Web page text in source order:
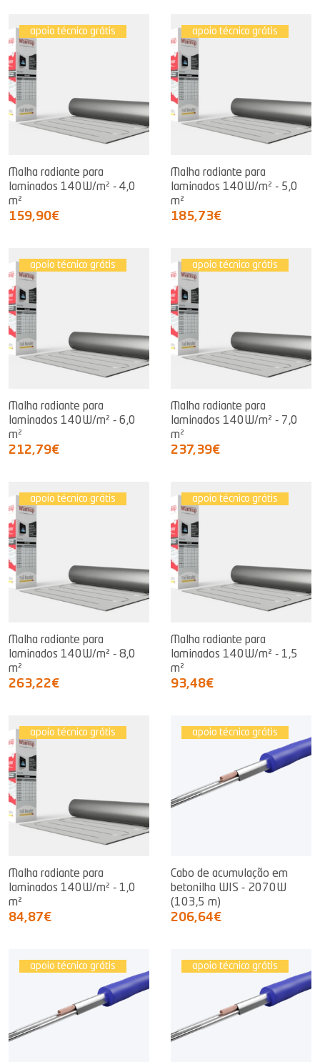
apoio técnico grátis
Malha radiante para
laminados 140W/m² - 4,0
m²
159,90€
apoio técnico grátis
Malha radiante para
laminados 140W/m² - 5,0
m²
185,73€
apoio técnico grátis
Malha radiante para
laminados 140W/m² - 6,0
m²
212,79€
apoio técnico grátis
Malha radiante para
laminados 140W/m² - 7,0
m²
237,39€
apoio técnico grátis
Malha radiante para
laminados 140W/m² - 8,0
m²
263,22€
apoio técnico grátis
Malha radiante para
laminados 140W/m² - 1,5
m²
93,48€
apoio técnico grátis
Malha radiante para
laminados 140W/m² - 1,0
m²
84,87€
apoio técnico grátis
Cabo de acumulação em
betonilha WIS - 2070W
(103,5 m)
206,64€
apoio técnico grátis apoio técnico grátis